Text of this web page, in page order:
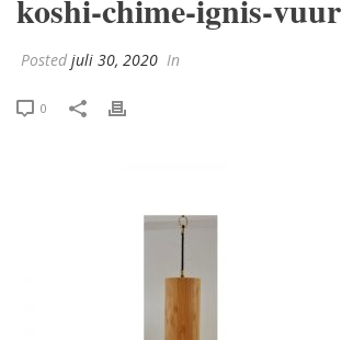
Posted juli 30, 2020 In
0